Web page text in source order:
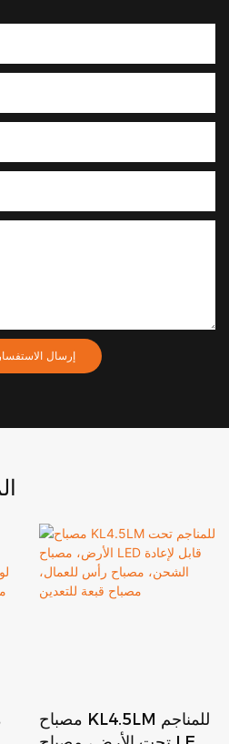
إرسال
مصباح KL4.5LM للمناجم